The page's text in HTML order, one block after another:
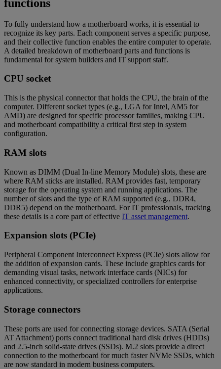
functions
To fully understand how a motherboard works, it is essential to
recognize its key parts. Each component serves a specific purpose,
and their collective function enables the entire computer to operate.
A detailed breakdown of motherboard parts and functions is
fundamental for system builders and IT support staff.
CPU socket
This is the physical connector that holds the CPU, the brain of the
computer. Different socket types (e.g., LGA for Intel, AM5 for
AMD) are designed for specific processor families, making CPU
and motherboard compatibility a critical first step in system
configuration.
RAM slots
Known as DIMM (Dual In-line Memory Module) slots, these are
where RAM sticks are installed. RAM provides fast, temporary
storage for the operating system and running applications. The
number of slots and the type of RAM supported (e.g., DDR4,
DDR5) depend on the motherboard. For IT professionals, tracking
these details is a core part of effective IT asset management.
Expansion slots (PCIe)
Peripheral Component Interconnect Express (PCIe) slots allow for
the addition of expansion cards. These include graphics cards for
demanding visual tasks, network interface cards (NICs) for
enhanced connectivity, or specialized controllers for enterprise
applications.
Storage connectors
These ports are used for connecting storage devices. SATA (Serial
AT Attachment) ports connect traditional hard disk drives (HDDs)
and 2.5-inch solid-state drives (SSDs). M.2 slots provide a direct
connection to the motherboard for much faster NVMe SSDs, which
are now standard in modern business computers.